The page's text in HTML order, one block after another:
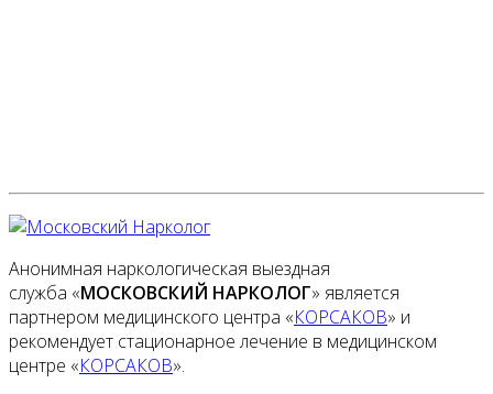
Анонимная наркологическая выездная
служба «МОСКОВСКИЙ НАРКОЛОГ» является
партнером медицинского центра «КОРСАКОВ» и
рекомендует стационарное лечение в медицинском
центре «КОРСАКОВ».